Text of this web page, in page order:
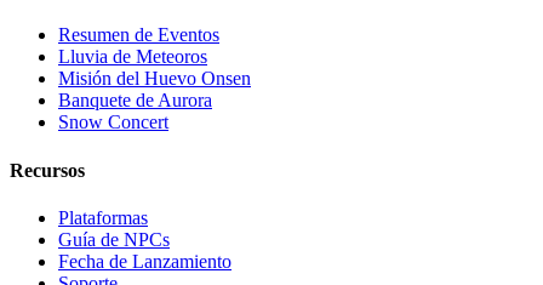
Resumen de Eventos
Lluvia de Meteoros
Misión del Huevo Onsen
Banquete de Aurora
Snow Concert
Recursos
Plataformas
Guía de NPCs
Fecha de Lanzamiento